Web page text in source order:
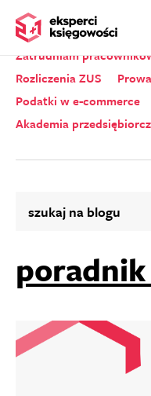
Wszystkie kategorie
Zatrudniam
Rozliczenia ZUS
Podatki w e-commerce
Akademia
poradnik